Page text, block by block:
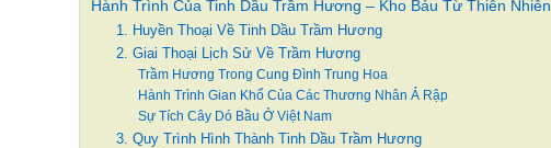
Hành Trình Của Tinh Dầu Trầm Hương – Kho Báu Từ Thiên Nhiên
1. Huyền Thoại Về Tinh Dầu Trầm Hương
2. Giai Thoại Lịch Sử Về Trầm Hương
Trầm Hương Trong Cung Đình Trung Hoa
Hành Trình Gian Khổ Của Các Thương Nhân Ả Rập
Sự Tích Cây Dó Bầu Ở Việt Nam
3. Quy Trình Hình Thành Tinh Dầu Trầm Hương